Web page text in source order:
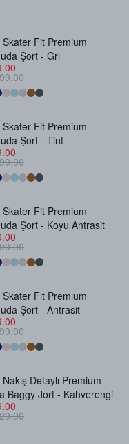
Skater Fit Premium
Şort - Gri
Skater Fit Premium
Şort - Tint
Skater Fit Premium
Şort - Koyu Antrasit
Skater Fit Premium
Şort - Antrasit
Detaylı Premium
Baggy Jort - Kahverengi